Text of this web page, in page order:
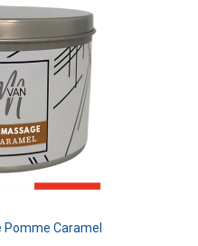
Pomme Caramel